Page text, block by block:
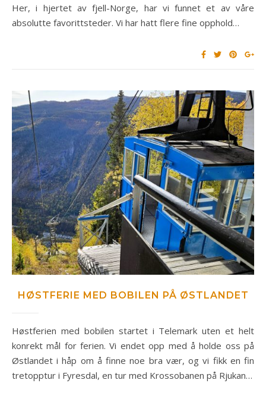
Her, i hjertet av fjell-Norge, har vi funnet et av våre
absolutte favorittsteder. Vi har hatt flere fine opphold…
HØSTFERIE MED BOBILEN PÅ ØSTLANDET
Høstferien med bobilen startet i Telemark uten et helt
konrekt mål for ferien. Vi endet opp med å holde oss på
Østlandet i håp om å finne noe bra vær, og vi fikk en fin
tretopptur i Fyresdal, en tur med Krossobanen på Rjukan…